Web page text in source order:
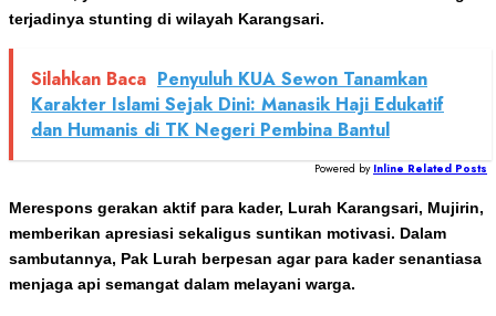
terjadinya stunting di wilayah Karangsari.
Silahkan Baca Penyuluh KUA Sewon Tanamkan
Karakter Islami Sejak Dini: Manasik Haji Edukatif
dan Humanis di TK Negeri Pembina Bantul
Powered by Inline Related Posts
Merespons gerakan aktif para kader, Lurah Karangsari, Mujirin,
memberikan apresiasi sekaligus suntikan motivasi. Dalam
sambutannya, Pak Lurah berpesan agar para kader senantiasa
menjaga api semangat dalam melayani warga.